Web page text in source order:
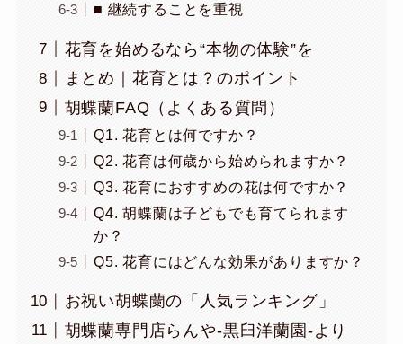
■ 継続することを重視
花育を始めるなら“本物の体験”を
まとめ｜花育とは？のポイント
胡蝶蘭FAQ（よくある質問）
Q1. 花育とは何ですか？
Q2. 花育は何歳から始められますか？
Q3. 花育におすすめの花は何ですか？
Q4. 胡蝶蘭は子どもでも育てられます
か？
Q5. 花育にはどんな効果がありますか？
お祝い胡蝶蘭の「人気ランキング」
胡蝶蘭専門店らんや-黒臼洋蘭園-より